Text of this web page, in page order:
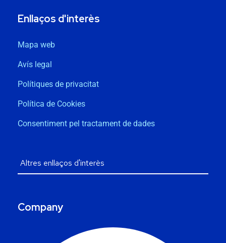
Enllaços d'interès
Mapa web
Avís legal
Polítiques de privacitat
Política de Cookies
Consentiment pel tractament de dades
Company